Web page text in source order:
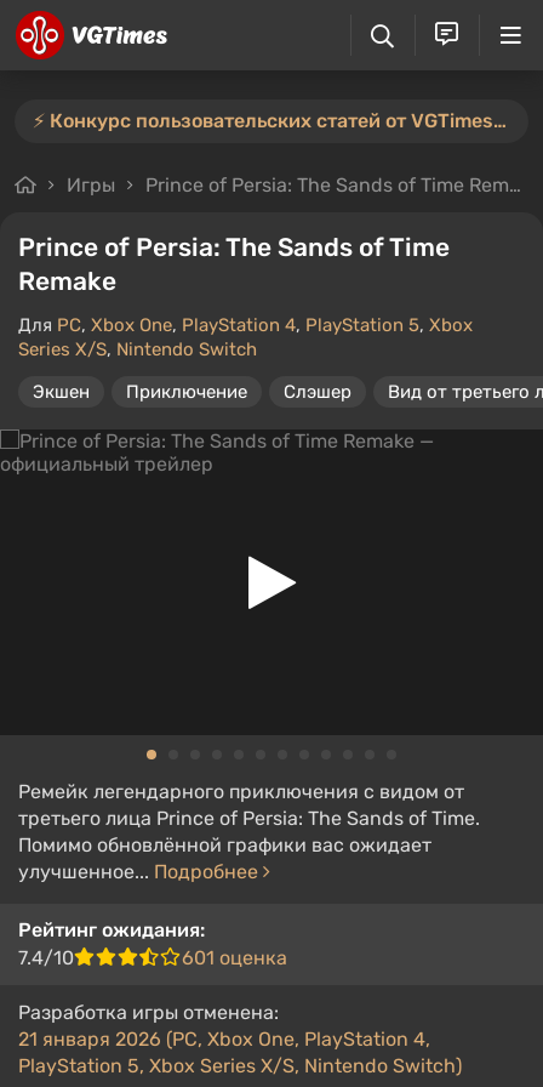
⚡️ Конкурс пользовательских статей от VGTimes продлён — участвуйте тут ⚡️
Игры Prince of Persia: The Sands of Time Remake
Prince of Persia: The Sands of Time
Remake
Для PC, Xbox One, PlayStation 4, PlayStation 5, Xbox
Series X/S, Nintendo Switch
Экшен
Приключение Слэшер Вид от третьего
Ремейк легендарного приключения с видом от
третьего лица Prince of Persia: The Sands of Time.
Помимо обновлённой графики вас ожидает
улучшенное... Подробнее
Рейтинг ожидания:
7.4/10
601 оценка
Разработка игры отменена:
21 января 2026 (PC, Xbox One, PlayStation 4,
PlayStation 5, Xbox Series X/S, Nintendo Switch)